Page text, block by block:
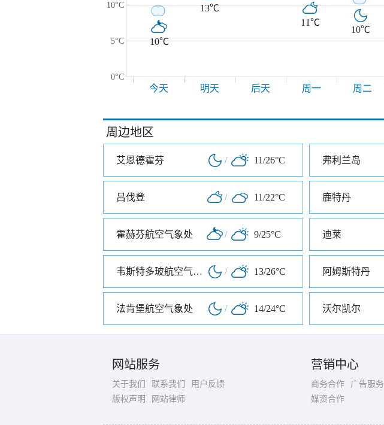
10°C
5°C
0°C
10℃
13℃
11℃
10℃
今天 明天 后天 周一 周二
周边地区
艾恩德霍芬 / 11/26°C 弗利兰岛
吕伐登 / 11/22°C 鹿特丹
霍赫芬航空气象处 / 9/25°C 迪莱
韦斯特多玻航空气象处 / 13/26°C 阿姆斯特丹
法肯堡航空气象处 / 14/24°C 沃尔凯尔
网站服务
关于我们 联系我们
用户反馈
版权声明
网站律师
营销中心
商务合作
广告服务
媒资合作